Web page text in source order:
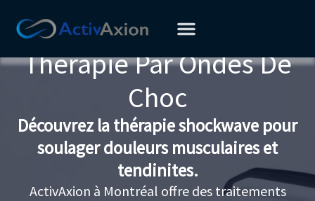
Thérapie Par Ondes De
Choc
Découvrez la thérapie shockwave pour
soulager douleurs musculaires et
tendinites.
ActivAxion à Montréal offre des traitements